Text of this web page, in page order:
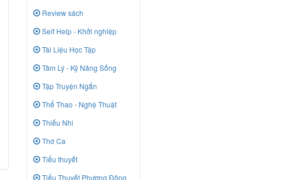
Review sách
Self Help - Khởi nghiệp
Tài Liệu Học Tập
Tâm Lý - Kỹ Năng Sống
Tập Truyện Ngắn
Thể Thao - Nghệ Thuật
Thiếu Nhi
Thơ Ca
Tiểu thuyết
Tiểu Thuyết Phương Đông